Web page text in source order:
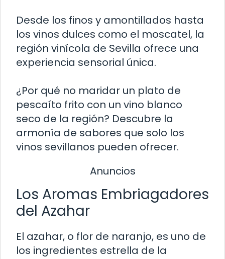
Desde los finos y amontillados hasta
los vinos dulces como el moscatel, la
región vinícola de Sevilla ofrece una
experiencia sensorial única.
¿Por qué no maridar un plato de
pescaíto frito con un vino blanco
seco de la región? Descubre la
armonía de sabores que solo los
vinos sevillanos pueden ofrecer.
Anuncios
Los Aromas Embriagadores
del Azahar
El azahar, o flor de naranjo, es uno de
los ingredientes estrella de la